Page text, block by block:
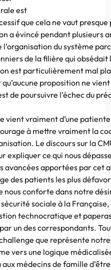
est
que cela ne vaut presque
a évincé pendant plusieurs
du système
de la filière qui obsédait
est particulièrement mal
proposition ne
de poursuivre l’échec du
vient vraiment d’une
à mettre vraiment la
Le discours sur la
expliquer ce qui nous
avancées apportées par cet
des patients les plus
conforte dans notre
sociale à la Française,
technocratique et
un des correspondants.
que représente
vers une logique
médecins de famille